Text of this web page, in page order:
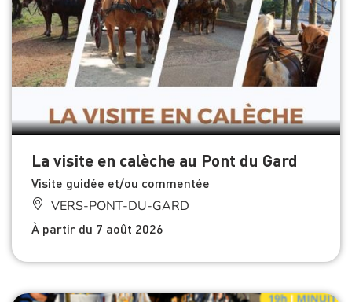
La visite en calèche au Pont du Gard
Visite guidée et/ou commentée
VERS-PONT-DU-GARD
À partir du 7 août 2026